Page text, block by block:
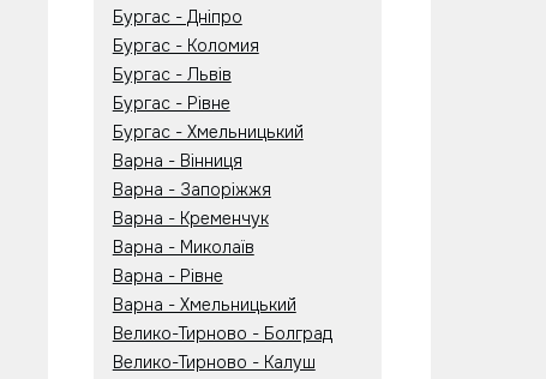
Бургас - Дніпро
Бургас - Коломия
Бургас - Львів
Бургас - Рівне
Бургас - Хмельницький
Варна - Вінниця
Варна - Запоріжжя
Варна - Кременчук
Варна - Миколаїв
Варна - Рівне
Варна - Хмельницький
Велико-Тирново - Болград
Велико-Тирново - Калуш